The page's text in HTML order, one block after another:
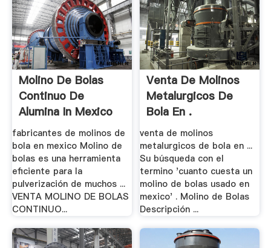
Molino De Bolas
Continuo De
Alumina In Mexico
fabricantes de molinos de
bola en mexico Molino de
bolas es una herramienta
eficiente para la
pulverización de muchos ...
VENTA MOLINO DE BOLAS
CONTINUO...
Venta De Molinos
Metalurgicos De
Bola En .
venta de molinos
metalurgicos de bola en ...
Su búsqueda con el
termino 'cuanto cuesta un
molino de bolas usado en
mexico' . Molino de Bolas
Descripción ...